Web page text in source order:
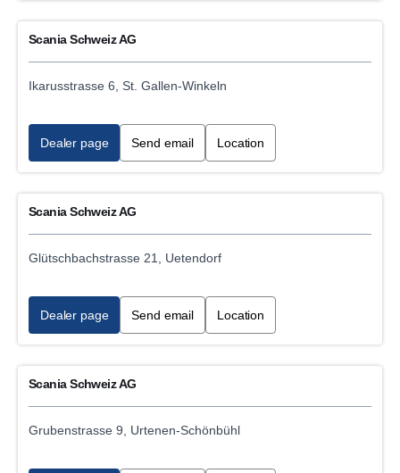
Scania Schweiz AG
Ikarusstrasse 6, St. Gallen-Winkeln
Dealer page Send email Location
Scania Schweiz AG
Glütschbachstrasse 21, Uetendorf
Dealer page Send email Location
Scania Schweiz AG
Grubenstrasse 9, Urtenen-Schönbühl